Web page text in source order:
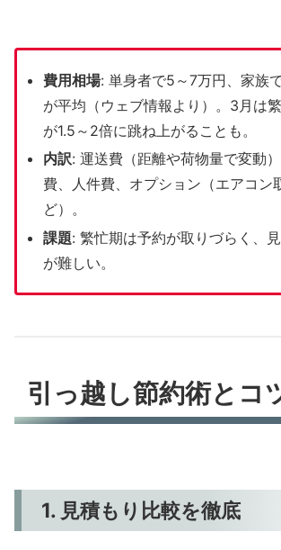
費用相場: 単身者で5～7万円、家族
が平均（ウェブ情報より）。3月は
が1.5～2倍に跳ね上がることも。
内訳: 運送費（距離や荷物量で変動
費、人件費、オプション（エアコン
ど）。
課題: 繁忙期は予約が取りづらく、
が難しい。
引っ越し節約術とコ
1. 見積もり比較を徹底